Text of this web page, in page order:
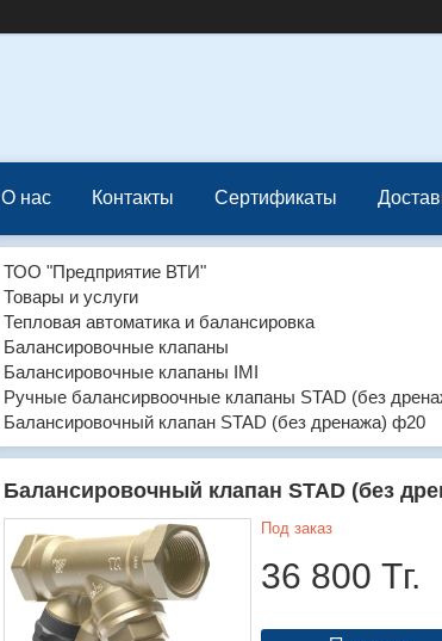
О нас Контакты Сертификаты
ТОО "Предприятие ВТИ"
Товары и услуги
Тепловая автоматика и балансировка
Балансировочные клапаны
Балансировочные клапаны IMI
Ручные балансирвоочные клапаны STAD (без
Балансировочный клапан STAD (без дренажа) ф20
Балансировочный клапан STAD (без
Под заказ
36 800 Тг.